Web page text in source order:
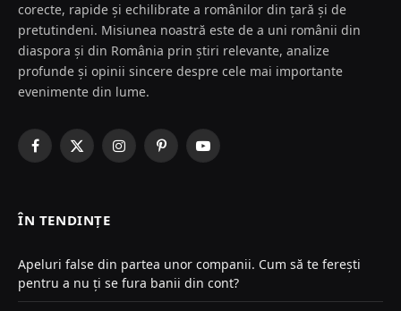
corecte, rapide și echilibrate a românilor din țară și de
pretutindeni. Misiunea noastră este de a uni românii din
diaspora și din România prin știri relevante, analize
profunde și opinii sincere despre cele mai importante
evenimente din lume.
Facebook
X
InstagramPinterestYouTube
ÎN TENDINȚE
Apeluri false din partea unor companii. Cum să te ferești
pentru a nu ți se fura banii din cont?